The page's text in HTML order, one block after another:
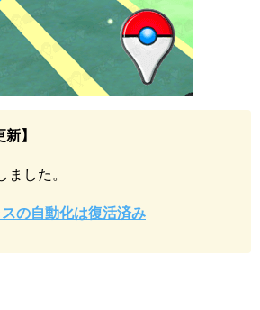
】
した。
の自動化は復活済み